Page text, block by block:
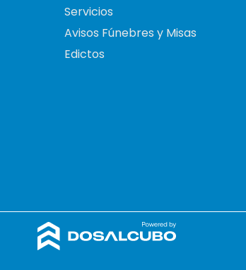
Servicios
Avisos Fúnebres y Misas
Edictos